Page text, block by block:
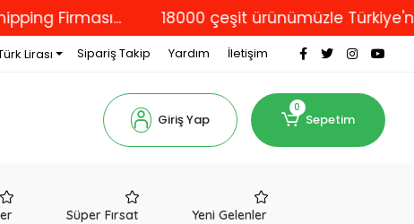
18000 çeşit ürünümüzle Türkiye'nin dört bir
Lirası Sipariş Takip Yardım İletişim
Giriş Yap
0
Sepetim
Süper Fırsat Yeni Gelenler